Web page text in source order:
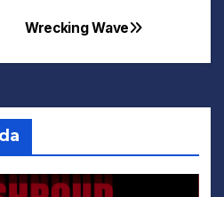
Wrecking Wave